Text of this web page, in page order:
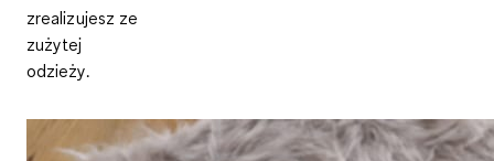
zrealizujesz ze
zużytej
odzieży.